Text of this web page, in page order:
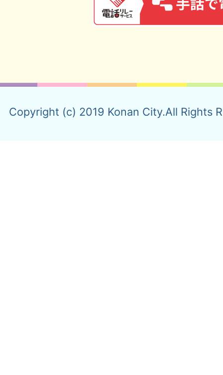
Copyright (c) 2019 Konan City.All Rights